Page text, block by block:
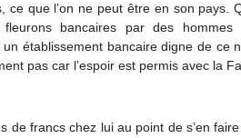
ce que l’on ne peut être en son pays.
bancaires par des hommes
établissement bancaire digne de ce
pas car l’espoir est permis avec la
francs chez lui au point de s’en faire